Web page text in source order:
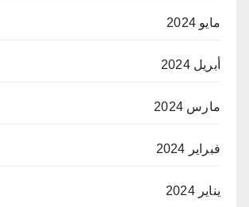
مايو 2024
أبريل 2024
مارس 2024
فبراير 2024
يناير 2024